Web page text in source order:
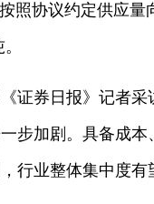
照协议约定供应
证券日报》记者
步加剧。具备成
行业整体集中度有